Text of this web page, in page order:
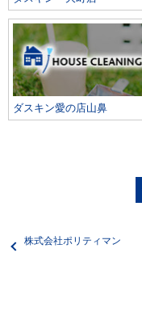
ダスキン愛の店山鼻
株式会社ポリティマン